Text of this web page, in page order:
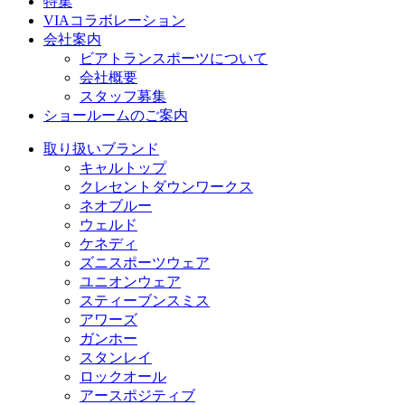
VIAコラボレーション
会社案内
ビアトランスポーツについて
会社概要
スタッフ募集
ショールームのご案内
取り扱いブランド
キャルトップ
クレセントダウンワークス
ネオブルー
ウェルド
ケネディ
ズニスポーツウェア
ユニオンウェア
スティーブンスミス
アワーズ
ガンホー
スタンレイ
ロックオール
アースポジティブ